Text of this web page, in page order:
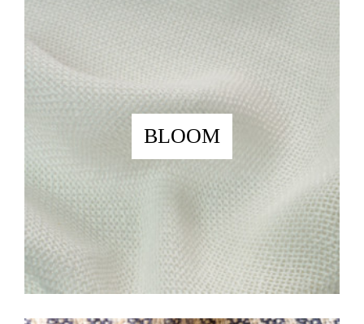
BLOOM